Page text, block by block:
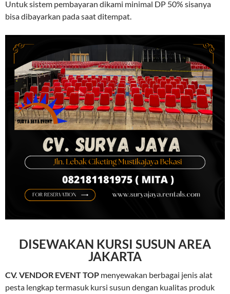
Untuk sistem pembayaran dikami minimal DP 50% sisanya
bisa dibayarkan pada saat ditempat.
DISEWAKAN KURSI SUSUN AREA
JAKARTA
CV. VENDOR EVENT TOP menyewakan berbagai jenis alat
pesta lengkap termasuk kursi susun dengan kualitas produk